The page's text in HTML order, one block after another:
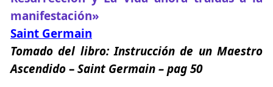
manifestación»
Saint Germain
Tomado del libro:Instrucción de un Maestro
Ascendido–Saint Germain – pag 50